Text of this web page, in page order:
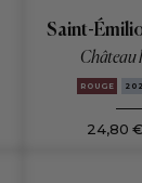
Saint-
Château
ROUGE
24,80 €